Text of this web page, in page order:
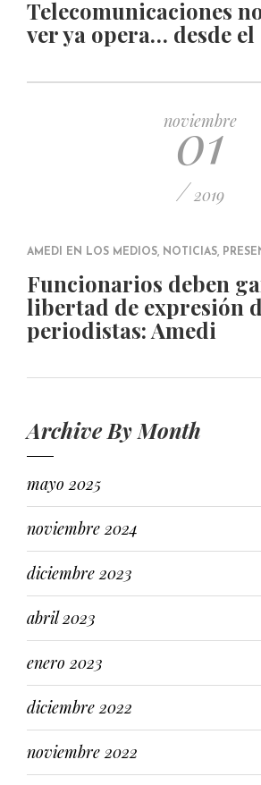
Telecomunicaciones
ver ya opera… desde el
noviembre
01
/ 2019
AMEDI EN LOS MEDIOS, NOTICIAS,
Funcionarios deben
libertad de expresión
periodistas: Amedi
Archive By Month
mayo 2025
noviembre 2024
diciembre 2023
abril 2023
enero 2023
diciembre 2022
noviembre 2022